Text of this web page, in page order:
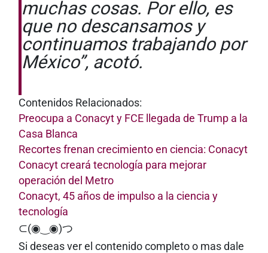
muchas cosas. Por ello, es
que no descansamos y
continuamos trabajando por
México”, acotó.
Contenidos Relacionados:
Preocupa a Conacyt y FCE llegada de Trump a la
Casa Blanca
Recortes frenan crecimiento en ciencia: Conacyt
Conacyt creará tecnología para mejorar
operación del Metro
Conacyt, 45 años de impulso a la ciencia y
tecnología
⊂(◉‿◉)つ
Si deseas ver el contenido completo o mas dale